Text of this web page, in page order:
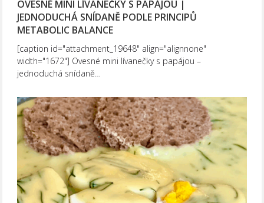
OVESNÉ MINI LÍVANEČKY S PAPÁJOU |
JEDNODUCHÁ SNÍDANĚ PODLE PRINCIPŮ
METABOLIC BALANCE
[caption id="attachment_19648" align="alignnone"
width="1672"] Ovesné mini lívanečky s papájou –
jednoduchá snídaně…